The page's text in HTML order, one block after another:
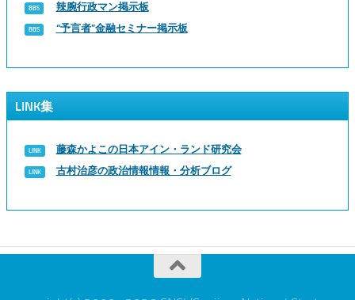
辣腕行政マン掲示板
“予言者”金融セミナー掲示板
LINK集
藤森かよこの日本アイン・ランド研究会
古村治彦の政治情報情報・分析ブログ